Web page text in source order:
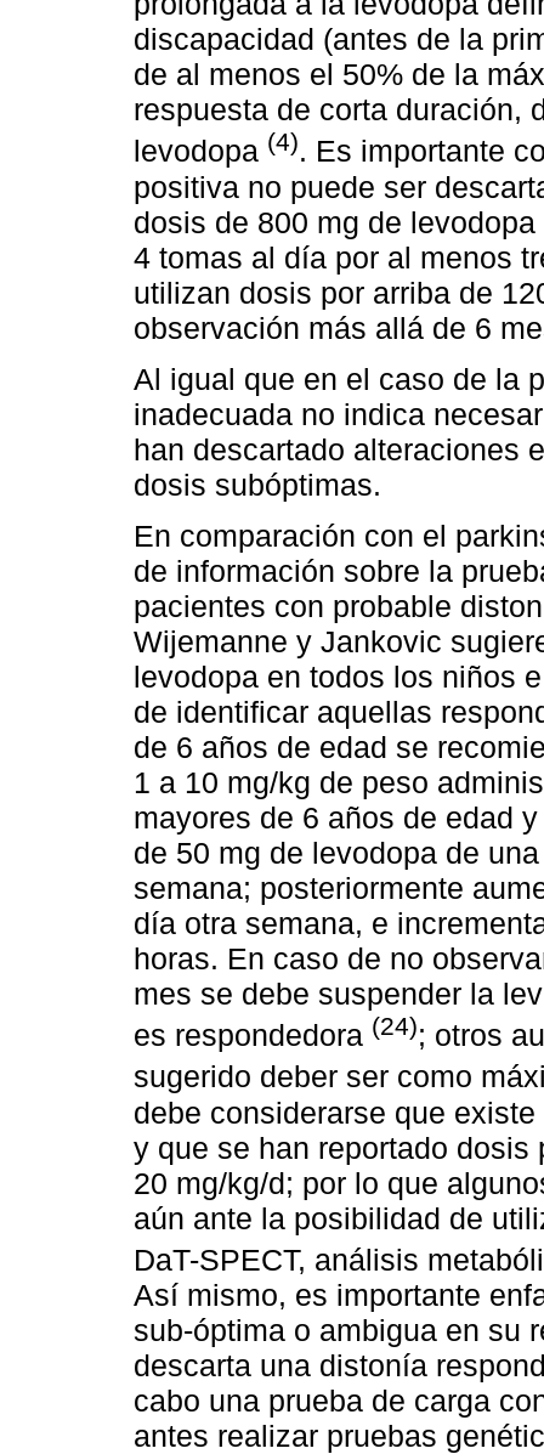
discapacidad (antes de la
de al menos el 50% de la
respuesta de corta duración,
levodopa (4). Es importante
positiva no puede ser
dosis de 800 mg de
4 tomas al día por al menos
utilizan dosis por arriba de
observación más allá de 6
Al igual que en el caso de la
inadecuada no indica
han descartado alteraciones
dosis subóptimas.
En comparación con el
de información sobre la
pacientes con probable
Wijemanne y Jankovic
levodopa en todos los niños
de identificar aquellas
de 6 años de edad se
1 a 10 mg/kg de peso
mayores de 6 años de edad
de 50 mg de levodopa de
semana; posteriormente
día otra semana, e
horas. En caso de no
mes se debe suspender la
es respondedora (24); otros
sugerido deber ser como
debe considerarse que
y que se han reportado
20 mg/kg/d; por lo que
aún ante la posibilidad de
DaT-SPECT, análisis
Así mismo, es importante
sub-óptima o ambigua en su
descarta una distonía
cabo una prueba de carga
antes realizar pruebas